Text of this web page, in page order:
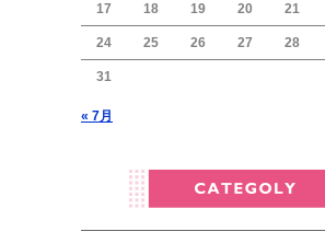
17 18 19 20 21
24 25 26 27 28
31
« 7月